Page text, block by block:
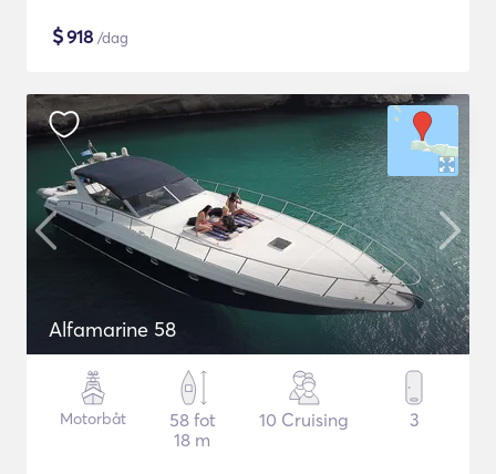
$918 /dag
Alfamarine 58
Motorbåt
58 fot
18 m
10 Cruising 3